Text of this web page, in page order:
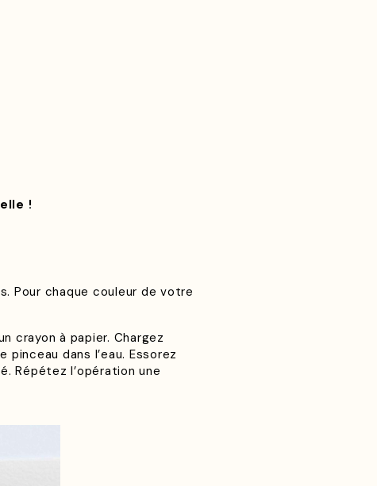
!
Pour chaque couleur de votre
crayon à papier. Chargez
dans l’eau. Essorez
Répétez l’opération une